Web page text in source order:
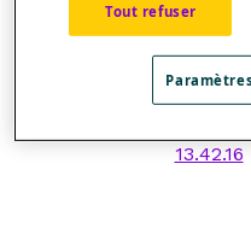
Dans l'illustration ci-
un diamètre du
Tout refuser